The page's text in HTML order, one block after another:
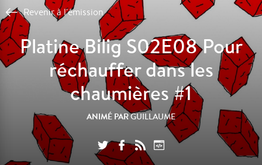
Revenir à l'émission
Platine Bilig S02E08 Pour
réchauffer dans les
chaumières #1
ANIMÉ PARGUILLAUME